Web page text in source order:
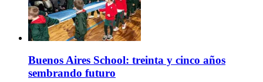
Buenos Aires School: treinta y cinco años
sembrando futuro